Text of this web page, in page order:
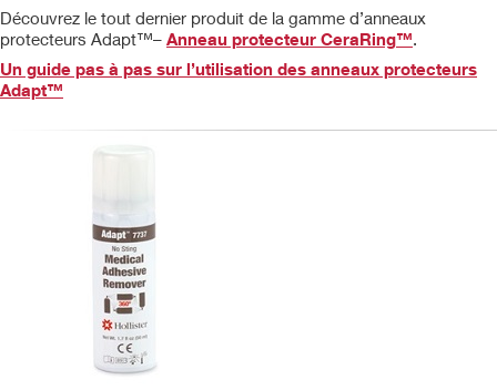
Découvrez le tout dernier produit de la gamme d’anneaux
protecteurs Adapt™– Anneau protecteur CeraRing™.
Un guide pas à pas sur l’utilisation des anneaux protecteurs
Adapt™